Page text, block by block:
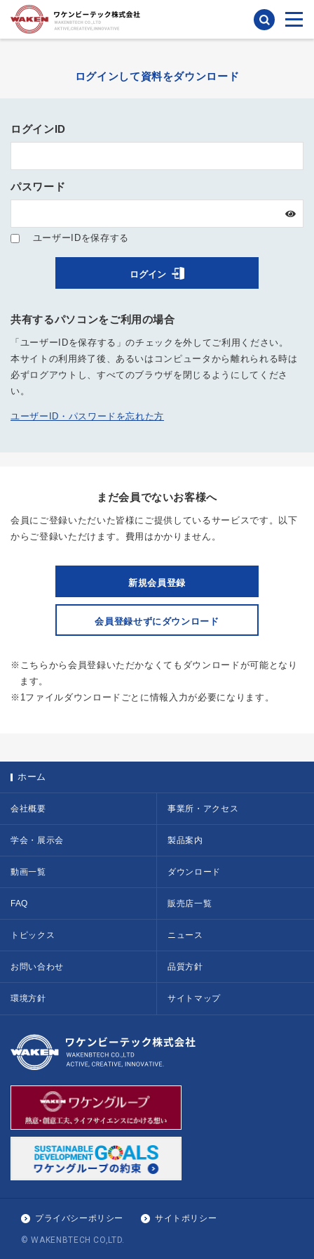
検索
ログインして資料をダウンロード
ログインID
パスワード
ユーザーIDを保存する
ログイン
共有するパソコンをご利用の場合
「ユーザーIDを保存する」のチェックを外してご利用ください。
本サイトの利用終了後、あるいはコンピュータから離れられる時は
必ずログアウトし、すべてのブラウザを閉じるようにしてくださ
い。
ユーザーID・パスワードを忘れた方
まだ会員でないお客様へ
会員にご登録いただいた皆様にご提供しているサービスです。以下
からご登録いただけます。費用はかかりません。
新規会員登録
会員登録せずにダウンロード
※こちらから会員登録いただかなくてもダウンロードが可能となり
ます。
※1ファイルダウンロードごとに情報入力が必要になります。
ホーム
会社概要 事業所・アクセス
学会・展示会 製品案内
動画一覧 ダウンロード
FAQ 販売店一覧
トピックス ニュース
お問い合わせ 品質方針
環境方針 サイトマップ
プライバシーポリシー サイトポリシー
© WAKENBTECH CO,LTD.